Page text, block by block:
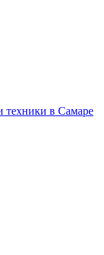
техники в Самаре